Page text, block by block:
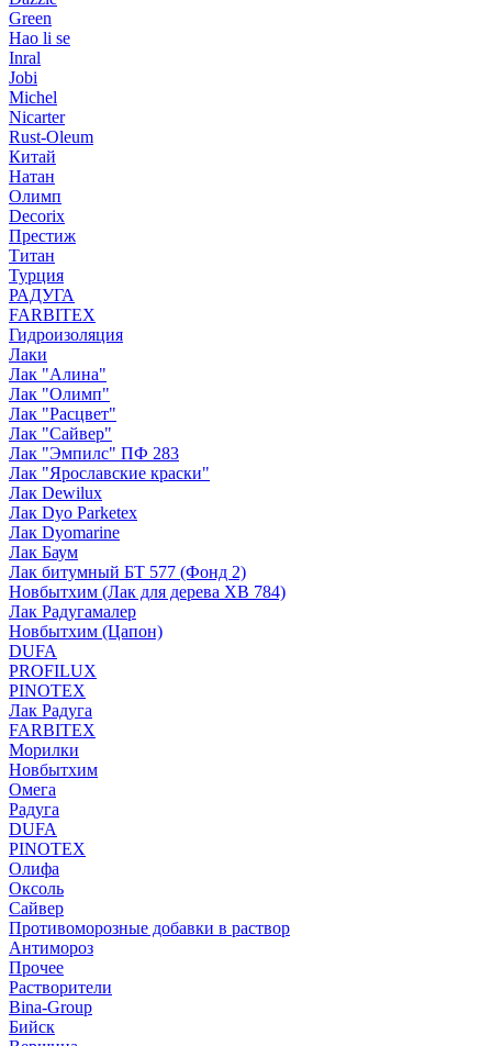
Green
Hao li se
Inral
Jobi
Michel
Nicarter
Rust-Oleum
Китай
Натан
Олимп
Decorix
Престиж
Титан
Турция
РАДУГА
FARBITEX
Гидроизоляция
Лаки
Лак "Алина"
Лак "Олимп"
Лак "Расцвет"
Лак "Сайвер"
Лак "Эмпилс" ПФ 283
Лак "Ярославские краски"
Лак Dewilux
Лак Dyo Parketex
Лак Dyomarine
Лак Баум
Лак битумный БТ 577 (Фонд 2)
Новбытхим (Лак для дерева ХВ 784)
Лак Радугамалер
Новбытхим (Цапон)
DUFA
PROFILUX
PINOTEX
Лак Радуга
FARBITEX
Морилки
Новбытхим
Омега
Радуга
DUFA
PINOTEX
Олифа
Оксоль
Сайвер
Противоморозные добавки в раствор
Антимороз
Прочее
Растворители
Bina-Group
Бийск